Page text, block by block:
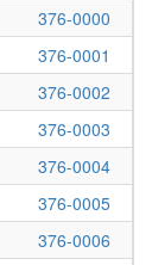
376-0000
376-0001
376-0002
376-0003
376-0004
376-0005
376-0006